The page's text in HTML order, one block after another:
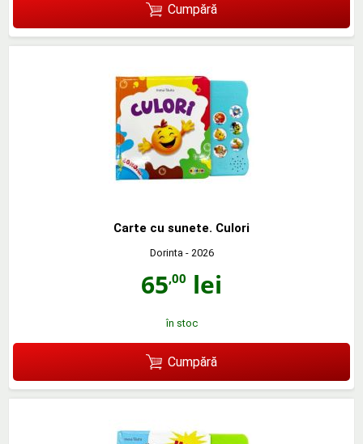
Cumpără
Carte cu sunete. Culori
Dorinta- 2026
65,00 lei
în stoc
Cumpără